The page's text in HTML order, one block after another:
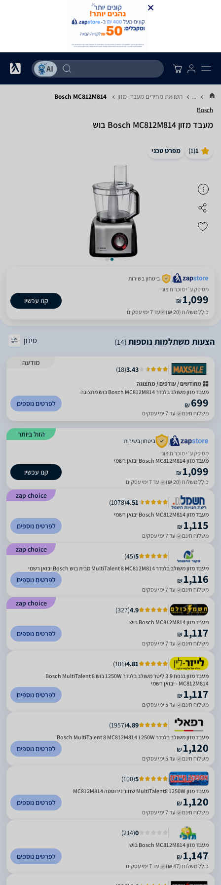
... השוואת מחירים מעבדי מזון Bosch MC812M814
Bosch
מעבד מזון Bosch MC812M814 בוש
1
(
1
) מפרט טכני
ביטחון בשירות
מסופק ע״י מוכר חיצוני
₪1,099
כולל משלוח (20 ₪) עד 7 ימי עסקים
קנו עכשיו
הצעות משתלמות נוספות(14) סינון
מודעה
3.43
(
18
)
מחודשים / עודפים / מתצוגה
מעבד מזון משולב בלנדר Bosch MC812M814 בוש מתצוגה
699
₪
משלוח חינם עד 7 ימי עסקים
לפרטים נוספים
הזול ביותר
ביטחון בשירות
מסופק ע״י מוכר חיצוני
מעבד מזון Bosch MC812M814 יבואן רשמי
₪1,099
כולל משלוח (20 ₪) עד 7 ימי עסקים
קנו עכשיו
zap choice
4.51
(
1078
)
מעבד מזון Bosch MC812M814 יבואן רשמי
₪1,115
משלוח חינם עד 7 ימי עסקים
לפרטים נוספים
zap choice
5
(
45
)
מעבד מזון משולב בלנדר MultiTalent 8 MC812M814 מבית בוש Bosch יבואן רשמי
₪1,116
משלוח חינם עד 7 ימי עסקים
לפרטים נוספים
zap choice
4.9
(
327
)
מעבד מזון Bosch MC812M814 בוש
₪1,117
משלוח חינם עד 7 ימי עסקים
לפרטים נוספים
4.81
(
101
)
מעבד מזון בנפח 3.9 ליטר משולב בלנדר 1250W בוש Bosch MultiTalent 8
MC812M814 - יבואן רשמי
₪1,117
משלוח חינם עד 5 ימי עסקים
לפרטים נוספים
4.89
(
1957
)
מעבד מזון משולב בלנדר Bosch MultiTalent 8 MC812M814 1250W
₪1,120
משלוח חינם עד 5 ימי עסקים
לפרטים נוספים
5
(
100
)
מעבד מזון MultiTalent8 1250W שחור נירוסטה MC812M814
₪1,120
משלוח חינם עד 7 ימי עסקים
לפרטים נוספים
0
(
214
)
מעבד מזון Bosch MC812M814 בוש
₪1,147
כולל משלוח (47 ₪) עד 7 ימי עסקים
לפרטים נוספים